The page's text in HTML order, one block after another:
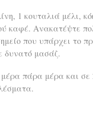
1 κουταλιά μέλι,
καφέ. Ανακατέψτε
που υπάρχει το
δυνατό μασάζ.
πάρα μέρα και σε